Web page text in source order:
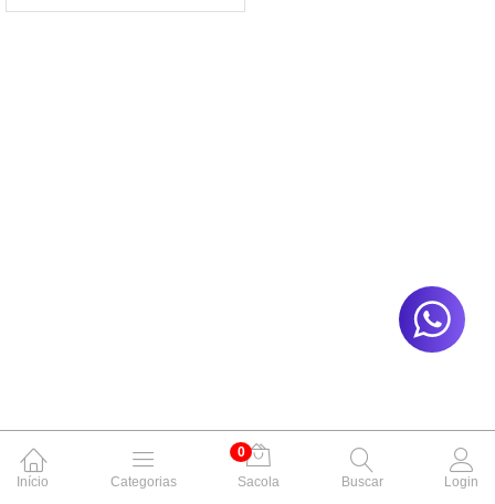
Início Categorias
0
Sacola
Buscar Login